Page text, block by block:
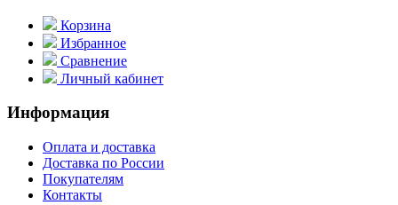
Корзина
Избранное
Сравнение
Личный кабинет
Информация
Оплата и доставка
Доставка по России
Покупателям
Контакты